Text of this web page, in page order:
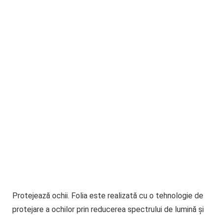
Protejează ochii. Folia este realizată cu o tehnologie de
protejare a ochilor prin reducerea spectrului de lumină și